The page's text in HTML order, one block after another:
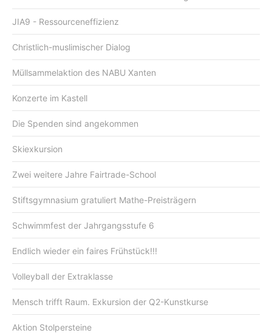
JIA9 - Ressourceneffizienz
Christlich-muslimischer Dialog
Müllsammelaktion des NABU Xanten
Konzerte im Kastell
Die Spenden sind angekommen
Skiexkursion
Zwei weitere Jahre Fairtrade-School
Stiftsgymnasium gratuliert Mathe-Preisträgern
Schwimmfest der Jahrgangsstufe 6
Endlich wieder ein faires Frühstück!!!
Volleyball der Extraklasse
Mensch trifft Raum. Exkursion der Q2-Kunstkurse
Aktion Stolpersteine